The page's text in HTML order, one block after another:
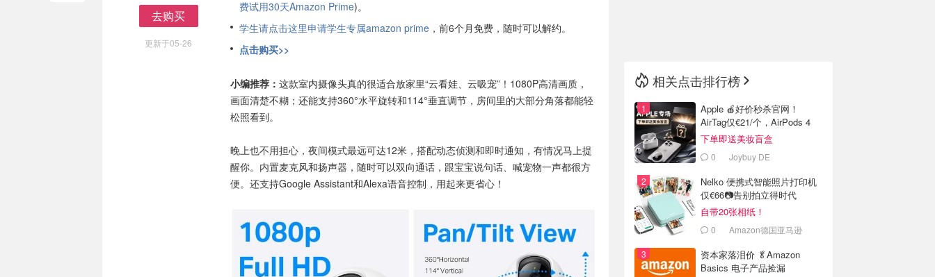
去购买
更新于05-26
费试用30天Amazon Prime)。
学生请点击这里申请学生专属amazon prime ，前6个月免费，随时可以解约。
点击购买>>
小编推荐： 这款室内摄像头真的很适合放家里“云看娃、云吸宠”！1080P高清画质，
画面清楚不糊；还能支持360°水平旋转和114°垂直调节，房间里的大部分角落都能轻
松照看到。
晚上也不用担心，夜间模式最远可达12米，搭配动态侦测和即时通知，有情况马上提
醒你。内置麦克风和扬声器，随时可以双向通话，跟宝宝说句话、喊宠物一声都很方
便。还支持Google Assistant和Alexa语音控制，用起来更省心！
相关点击排行榜
Apple 🍎好价秒杀官网！
AirTag仅€21/个，AirPods 4
€116
下单即送美妆盲盒
0 Joybuy DE
Nelko 便携式智能照片打印机
仅€66📷告别拍立得时代
自带20张相纸！
0 Amazon德国亚马逊
资本家落泪价 🥬Amazon
Basics 电子产品捡漏